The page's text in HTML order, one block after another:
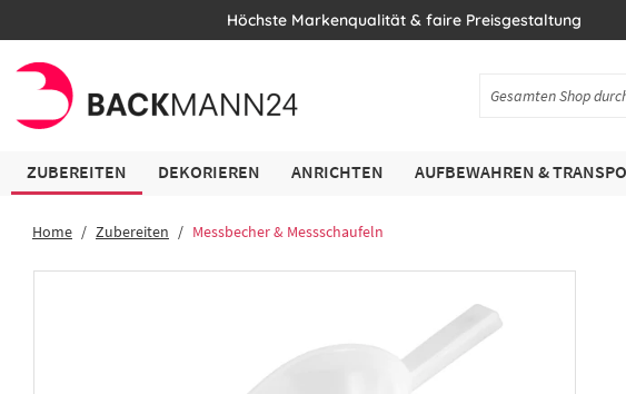
Höchste Markenqualität & faire Preisgestaltung
ZUBEREITEN DEKORIEREN ANRICHTEN AUFBEWAHREN &
Home Zubereiten Messbecher & Messschaufeln